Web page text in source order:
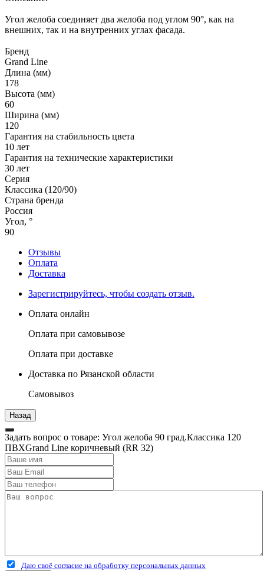
Угол желоба соединяет два желоба под углом 90°, как на
внешних, так и на внутренних углах фасада.
Бренд
Grand Line
Длина (мм)
178
Высота (мм)
60
Ширина (мм)
120
Гарантия на стабильность цвета
10 лет
Гарантия на технические характеристики
30 лет
Серия
Классика (120/90)
Страна бренда
Россия
Угол, °
90
Отзывы
Оплата
Доставка
Зарегистрируйтесь, чтобы создать отзыв.
Оплата онлайн
Оплата при самовывозе
Оплата при доставке
Доставка по Рязанской области
Самовывоз
Задать вопрос о товаре: Угол желоба 90 град.Классика 120
ПВХGrand Line коричневый (RR 32)
Даю своё согласие на обработку персональных данных